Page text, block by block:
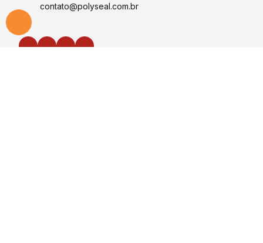
contato@polyseal.com.br